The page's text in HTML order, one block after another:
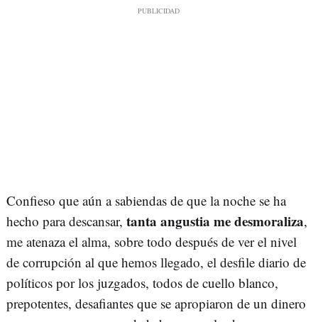
Confieso que aún a sabiendas de que la noche se ha
hecho para descansar, tanta angustia me desmoraliza,
me atenaza el alma, sobre todo después de ver el nivel
de corrupción al que hemos llegado, el desfile diario de
políticos por los juzgados, todos de cuello blanco,
prepotentes, desafiantes que se apropiaron de un dinero